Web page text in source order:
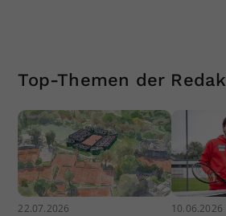
Top-Themen der
22.07.2026 10.06.2026